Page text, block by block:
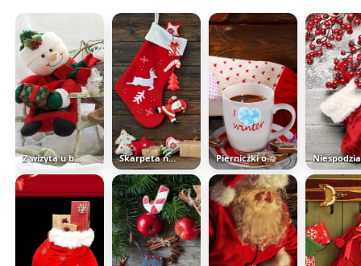
Z wizytą u bałwanka Skarpeta na prezenty świąteczne Pierniczki obok kubka z kawą